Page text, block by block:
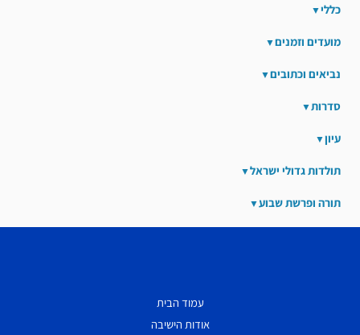
כללי
מועדים וזמנים
נביאים וכתובים
סדרות
עיון
תולדות גדולי ישראל
תורה ופרשת שבוע
עמוד הבית
אודות הישיבה